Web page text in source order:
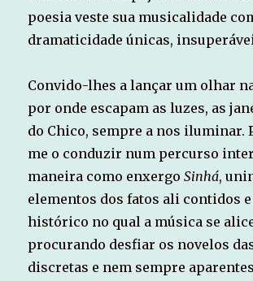
poesia veste sua musicalidade
dramaticidade únicas,
Convido-lhes a lançar um olhar
por onde escapam as luzes, as
do Chico, sempre a nos iluminar.
me o conduzir num percurso
maneira como enxergoSinhá,
elementos dos fatos ali contidos
histórico no qual a música se
procurando desfiar os novelos
discretas e nem sempre